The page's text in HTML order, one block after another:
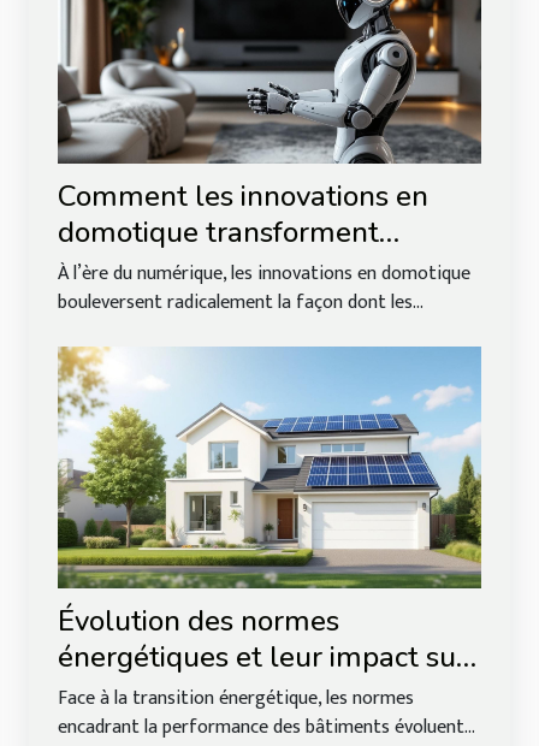
Comment les innovations en
domotique transforment
l'habitat moderne ?
À l’ère du numérique, les innovations en domotique
bouleversent radicalement la façon dont les...
Évolution des normes
énergétiques et leur impact sur
les biens immobiliers
Face à la transition énergétique, les normes
encadrant la performance des bâtiments évoluent...